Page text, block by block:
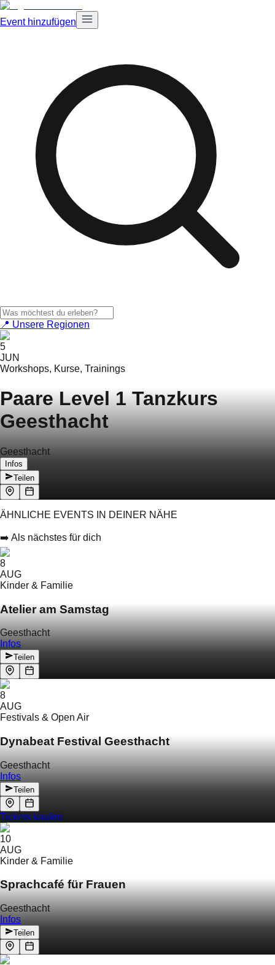
Event hinzufügen
📍 Unsere Regionen
5
JUN
Workshops, Kurse, Trainings
Paare Level 1 Tanzkurs
Geesthacht
Geesthacht
Infos
Teilen
ÄHNLICHE EVENTS IN DEINER NÄHE
➡️ Als nächstes für dich
8
AUG
Kinder & Familie
Atelier am Samstag
Geesthacht
Infos
Teilen
8
AUG
Festivals & Open Air
Dynabeat Festival Geesthacht
Geesthacht
Infos
Teilen
Tickets kaufen
10
AUG
Kinder & Familie
Sprachcafé für Frauen
Geesthacht
Infos
Teilen